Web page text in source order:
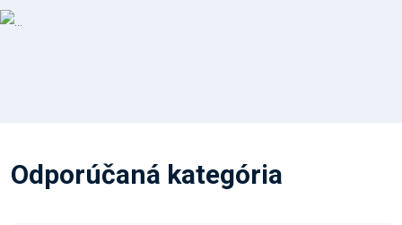
Odporúčaná kategória